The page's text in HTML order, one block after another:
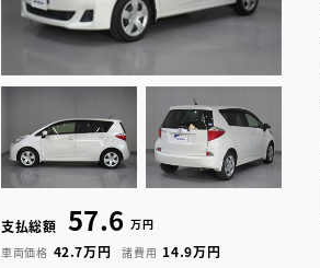
支払総額 57.6 万円
車両価格 42.7万円 諸費用 14.9万円